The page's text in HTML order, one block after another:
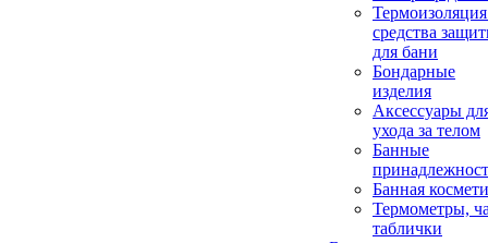
средства
для бани
Бондарные
изделия
Аксеcсуары
ухода за телом
Банные
Банная
Термометры,
таблички